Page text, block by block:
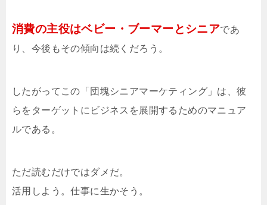
消費の主役はベビー・ブーマーとシニアであ
り、今後もその傾向は続くだろう。
したがってこの「団塊シニアマーケティング」は、彼
らをターゲットにビジネスを展開するためのマニュア
ルである。
ただ読むだけではダメだ。
活用しよう。仕事に生かそう。